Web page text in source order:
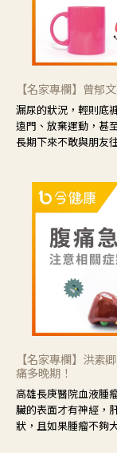
【名家專欄】曾郁
漏尿的狀況，輕則底
遠門、放棄運動，甚
長期下來不敢與朋友
【名家專欄】洪素
痛多晚期！
高雄長庚醫院血液腫
臟的表面才有神經，
狀，且如果腫瘤不夠